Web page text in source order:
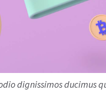
dignissimos ducimus